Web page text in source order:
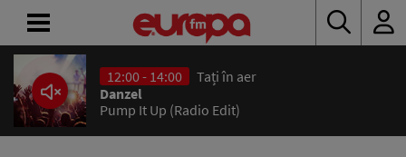
12:00 - 14:00
Tați în aer
Danzel
Pump It Up (Radio Edit)
ACASĂ
ȘTIRI